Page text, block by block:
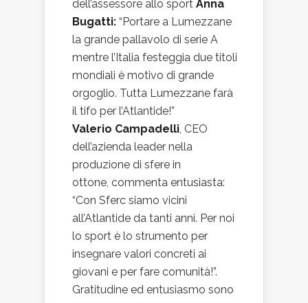
dell’assessore allo sport Anna
Bugatti: “Portare a Lumezzane
la grande pallavolo di serie A
mentre l’Italia festeggia due titoli
mondiali è motivo di grande
orgoglio. Tutta Lumezzane farà
il tifo per l’Atlantide!”
Valerio Campadelli, CEO
dell’azienda leader nella
produzione di sfere in
ottone, commenta entusiasta:
“Con Sferc siamo vicini
all’Atlantide da tanti anni. Per noi
lo sport è lo strumento per
insegnare valori concreti ai
giovani e per fare comunità!”.
Gratitudine ed entusiasmo sono